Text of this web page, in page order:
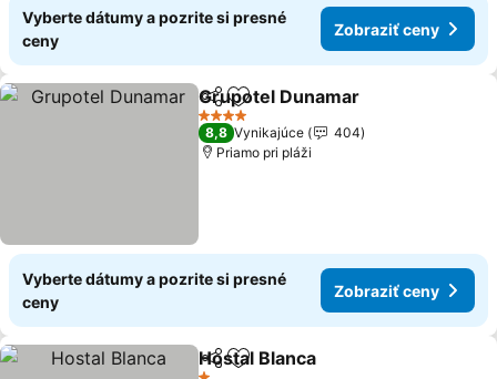
Vyberte dátumy a pozrite si presné
ceny
Zobraziť ceny
ZdieľaťPridať do obľúbených
Grupotel Dunamar
4 Počet hviezdičiek
8,8 Vynikajúce
404
Priamo pri pláži
Vyberte dátumy a pozrite si presné
ceny
Zobraziť ceny
ZdieľaťPridať do obľúbených
Hostal Blanca